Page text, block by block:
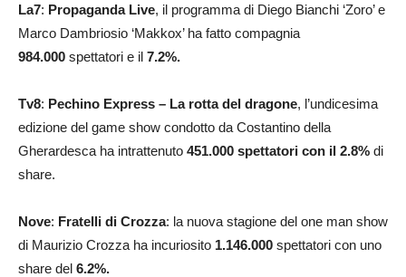
La7: Propaganda Live, il programma di Diego Bianchi ‘Zoro’ e
Marco Dambriosio ‘Makkox’ ha fatto compagnia
984.000 spettatori e il 7.2%.
Tv8: Pechino Express – La rotta del dragone, l’undicesima
edizione del game show condotto da Costantino della
Gherardesca ha intrattenuto 451.000 spettatori con il 2.8% di
share.
Nove: Fratelli di Crozza: la nuova stagione del one man show
di Maurizio Crozza ha incuriosito 1.146.000 spettatori con uno
share del 6.2%.